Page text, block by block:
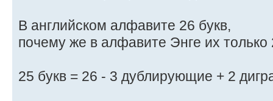
В английском алфавите 26 букв,
почему же в алфавите Энге их только
25 букв = 26 - 3 дублирующие + 2